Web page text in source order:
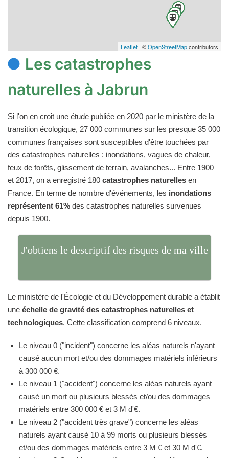
Leaflet | ©OpenStreetMapcontributors
Les catastrophes
naturelles à Jabrun
Si l'on en croit une étude publiée en 2020 par le ministère de la
transition écologique, 27 000 communes sur les presque 35 000
communes françaises sont susceptibles d'être touchées par
des catastrophes naturelles : inondations, vagues de chaleur,
feux de forêts, glissement de terrain, avalanches... Entre 1900
et 2017, on a enregistré 180 catastrophes naturelles en
France. En terme de nombre d'événements, les inondations
représentent 61% des catastrophes naturelles survenues
depuis 1900.
J'obtiens le descriptif des risques de ma ville
Le ministère de l'Écologie et du Développement durable a établit
une échelle de gravité des catastrophes naturelles et
technologiques. Cette classification comprend 6 niveaux.
Le niveau 0 ("incident") concerne les aléas naturels n'ayant
causé aucun mort et/ou des dommages matériels inférieurs
à 300 000 €.
Le niveau 1 ("accident") concerne les aléas naturels ayant
causé un mort ou plusieurs blessés et/ou des dommages
matériels entre 300 000 € et 3 M d'€.
Le niveau 2 ("accident très grave") concerne les aléas
naturels ayant causé 10 à 99 morts ou plusieurs blessés
et/ou des dommages matériels entre 3 M € et 30 M d'€.